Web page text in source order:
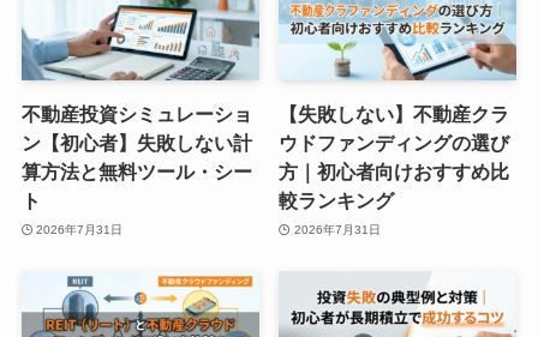
不動産投資シミュレーショ
ン【初心者】失敗しない計
算方法と無料ツール・シー
ト
2026年7月31日
【失敗しない】不動産クラ
ウドファンディングの選び
方｜初心者向けおすすめ比
較ランキング
2026年7月31日